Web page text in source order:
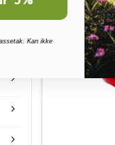
Kan ikke